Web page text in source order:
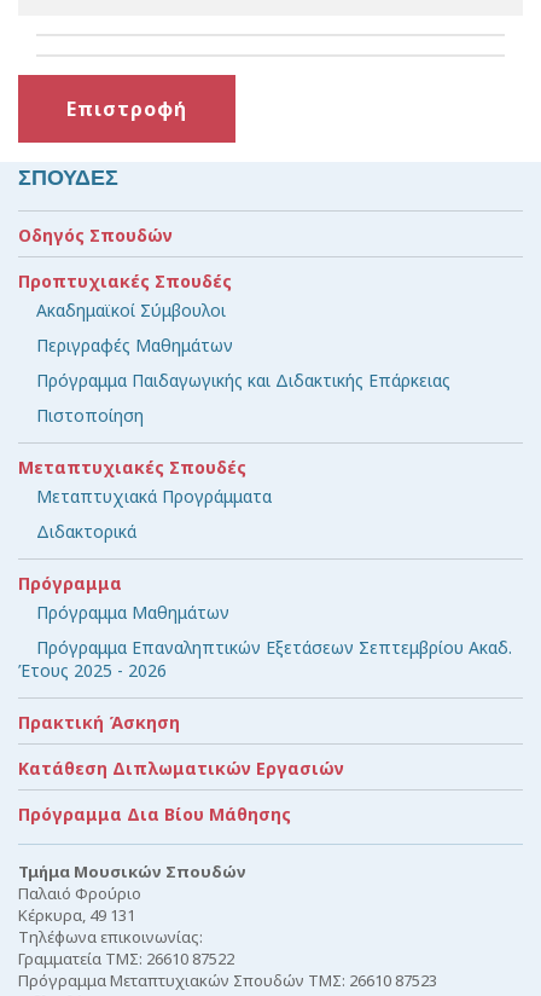
Επιστροφή
ΣΠΟΥΔΕΣ
Οδηγός Σπουδών
Προπτυχιακές Σπουδές
Ακαδημαϊκοί Σύμβουλοι
Περιγραφές Μαθημάτων
Πρόγραμμα Παιδαγωγικής και Διδακτικής Επάρκειας
Πιστοποίηση
Μεταπτυχιακές Σπουδές
Μεταπτυχιακά Προγράμματα
Διδακτορικά
Πρόγραμμα
Πρόγραμμα Μαθημάτων
Πρόγραμμα Επαναληπτικών Εξετάσεων Σεπτεμβρίου Ακαδ.
Έτους 2025 - 2026
Πρακτική Άσκηση
Κατάθεση Διπλωματικών Εργασιών
Πρόγραμμα Δια Βίου Μάθησης
Τμήμα Μουσικών Σπουδών
Παλαιό Φρούριο
Κέρκυρα, 49 131
Τηλέφωνα επικοινωνίας:
Γραμματεία ΤΜΣ: 26610 87522
Πρόγραμμα Μεταπτυχιακών Σπουδών ΤΜΣ: 26610 87523